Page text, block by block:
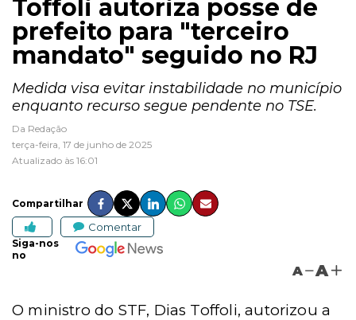
Toffoli autoriza posse de
prefeito para "terceiro
mandato" seguido no RJ
Medida visa evitar instabilidade no município
enquanto recurso segue pendente no TSE.
Da Redação
terça-feira, 17 de junho de 2025
Atualizado às 16:01
Compartilhar
Comentar
Siga-nos
no
A A
O ministro do STF, Dias Toffoli, autorizou a